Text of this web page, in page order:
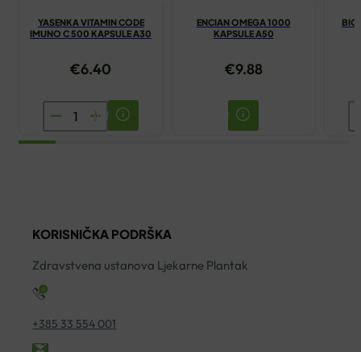
YASENKA VITAMIN CODE
IMUNO C 500 KAPSULE A30
€6.40
YASENKA
VITAMIN
KAPSULE
A30
ENCIAN OMEGA 1000
KAPSULE A50
€9.88
KORISNIČKA PODRŠKA
Zdravstvena ustanova Ljekarne Plantak
+385 33 554 001